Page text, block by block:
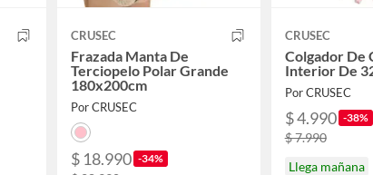
CRUSEC
Frazada Manta De
Terciopelo Polar Grande
180x200cm
Por CRUSEC
$ 18.990 -34%
CRUSEC
Colgador De
Interior De
Por CRUSEC
$ 4.990 -38%
$ 7.990
Llega mañana